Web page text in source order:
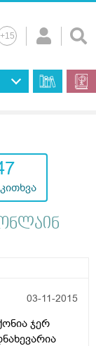
03-11-2015
ჯერ